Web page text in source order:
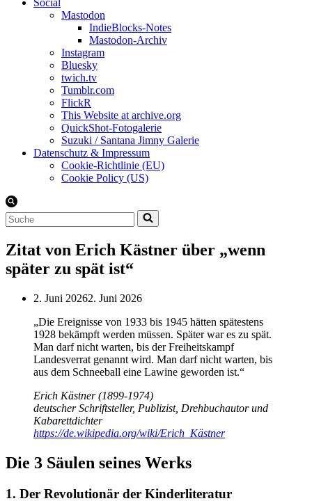
Social
Mastodon
IndieBlocks-Notes
Mastodon-Archiv
Instagram
Bluesky
twich.tv
Tumblr.com
FlickR
This Website at archive.org
QuickShot-Fotogalerie
Suzuki / Santana Jimny Galerie
Datenschutz & Impressum
Cookie-Richtlinie (EU)
Cookie Policy (US)
Suchen
nach …
Zitat von Erich Kästner über „wenn
später zu spät ist“
2. Juni 20262. Juni 2026
„Die Ereignisse von 1933 bis 1945 hätten spätestens
1928 bekämpft werden müssen. Später war es zu spät.
Man darf nicht warten, bis der Freiheitskampf
Landesverrat genannt wird. Man darf nicht warten, bis
aus dem Schneeball eine Lawine geworden ist.“
Erich Kästner (1899-1974)
deutscher Schriftsteller, Publizist, Drehbuchautor und
Kabarettdichter
https://de.wikipedia.org/wiki/Erich_Kästner
Die 3 Säulen seines Werks
1. Der Revolutionär der Kinderliteratur